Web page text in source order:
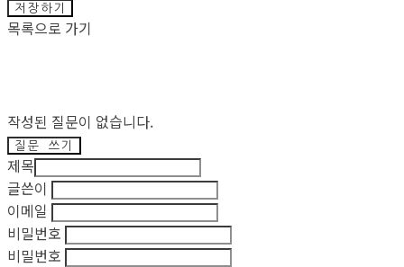
저장하기
목록으로 가기
작성된 질문이 없습니다.
질문 쓰기
제목
글쓴이
이메일
비밀번호
비밀번호